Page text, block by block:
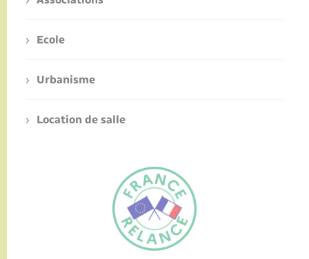
FR
Ecole
Urbanisme
Location de salle